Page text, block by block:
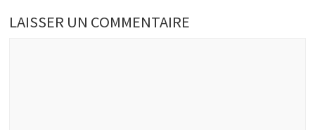
LAISSER UN COMMENTAIRE